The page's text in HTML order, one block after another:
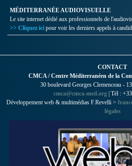
MÉDITERRANÉE AUDIOVISUELLE
Le site internet dédié aux professionnels de
>> Cliquez ici pour voir les derniers appels à
CONTACT
CMCA / Centre Méditerranéen de la
30 boulevard Georges Clemenceau -
cmca@cmca-med.org | Tél :
Développement web & multimédias F.Revelli >
légales